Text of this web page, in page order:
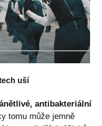
uší
antibakteriální
tomu může jemně